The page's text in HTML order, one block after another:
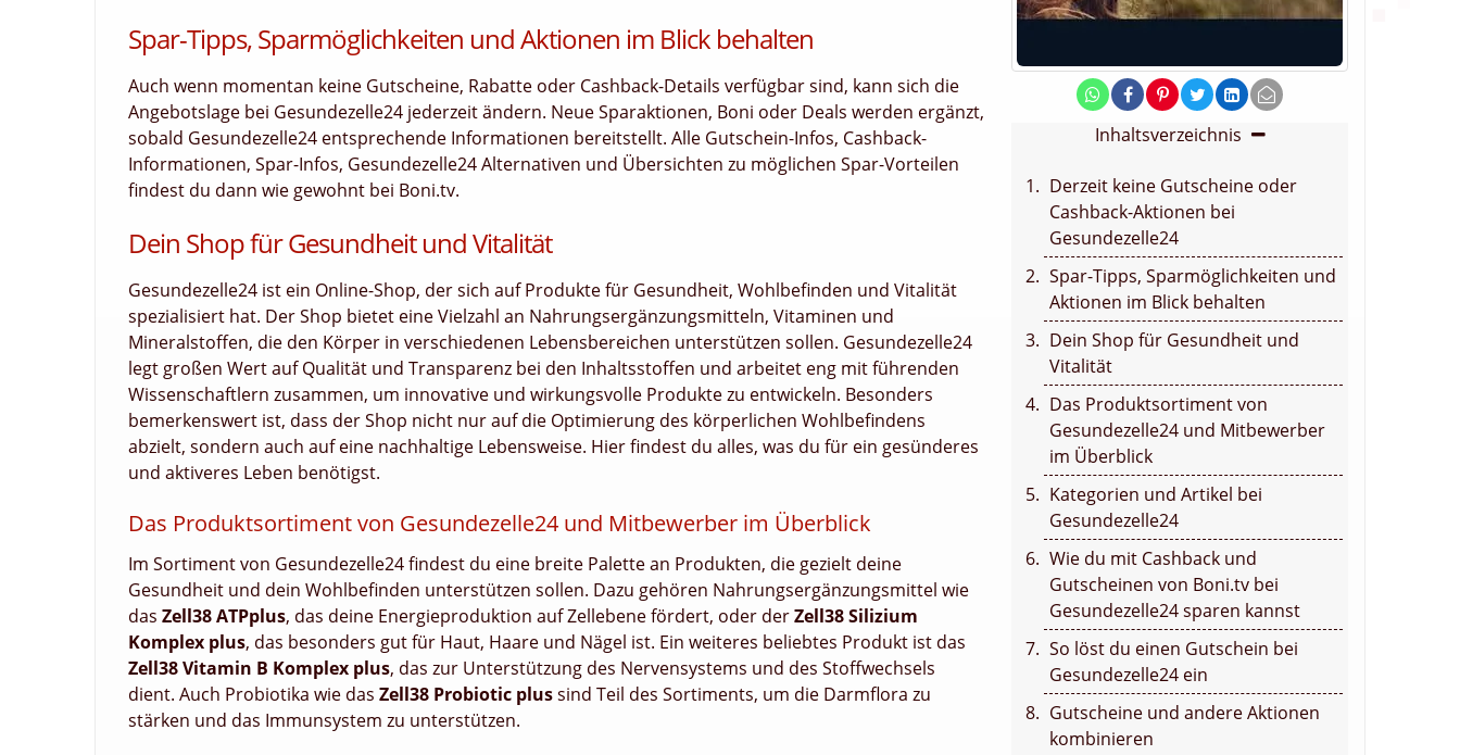
Inhaltsverzeichnis
Derzeit keine Gutscheine oder
Cashback-Aktionen bei
Gesundezelle24
Spar-Tipps, Sparmöglichkeiten und
Aktionen im Blick behalten
Dein Shop für Gesundheit und
Vitalität
Das Produktsortiment von
Gesundezelle24 und Mitbewerber
im Überblick
Kategorien und Artikel bei
Gesundezelle24
Wie du mit Cashback und
Gutscheinen von Boni.tv bei
Gesundezelle24 sparen kannst
So löst du einen Gutschein bei
Gesundezelle24 ein
Gutscheine und andere Aktionen
kombinieren
Spar-Tipps, Sparmöglichkeiten und Aktionen im Blick behalten
Auch wenn momentan keine Gutscheine, Rabatte oder Cashback-Details verfügbar sind, kann sich die
Angebotslage bei Gesundezelle24 jederzeit ändern. Neue Sparaktionen, Boni oder Deals werden ergänzt,
sobald Gesundezelle24 entsprechende Informationen bereitstellt. Alle Gutschein-Infos, Cashback-
Informationen, Spar-Infos, Gesundezelle24 Alternativen und Übersichten zu möglichen Spar-Vorteilen
findest du dann wie gewohnt bei Boni.tv.
Dein Shop für Gesundheit und Vitalität
Gesundezelle24 ist ein Online-Shop, der sich auf Produkte für Gesundheit, Wohlbefinden und Vitalität
spezialisiert hat. Der Shop bietet eine Vielzahl an Nahrungsergänzungsmitteln, Vitaminen und
Mineralstoffen, die den Körper in verschiedenen Lebensbereichen unterstützen sollen. Gesundezelle24
legt großen Wert auf Qualität und Transparenz bei den Inhaltsstoffen und arbeitet eng mit führenden
Wissenschaftlern zusammen, um innovative und wirkungsvolle Produkte zu entwickeln. Besonders
bemerkenswert ist, dass der Shop nicht nur auf die Optimierung des körperlichen Wohlbefindens
abzielt, sondern auch auf eine nachhaltige Lebensweise. Hier findest du alles, was du für ein gesünderes
und aktiveres Leben benötigst.
Das Produktsortiment von Gesundezelle24 und Mitbewerber im Überblick
Im Sortiment von Gesundezelle24 findest du eine breite Palette an Produkten, die gezielt deine
Gesundheit und dein Wohlbefinden unterstützen sollen. Dazu gehören Nahrungsergänzungsmittel wie
das Zell38 ATPplus, das deine Energieproduktion auf Zellebene fördert, oder derZell38 Silizium
Komplex plus, das besonders gut für Haut, Haare und Nägel ist. Ein weiteres beliebtes Produkt ist das
Zell38 Vitamin B Komplex plus, das zur Unterstützung des Nervensystems und des Stoffwechsels
dient. Auch Probiotika wie das Zell38 Probiotic plussind Teil des Sortiments, um die Darmflora zu
stärken und das Immunsystem zu unterstützen.